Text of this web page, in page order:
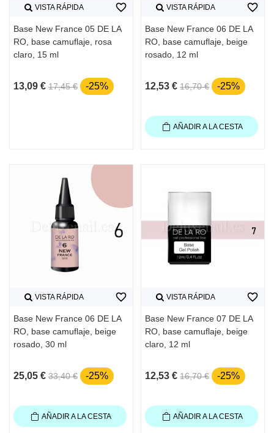
VISTA RÁPIDA
Base New France 05 DE LA
RO, base camuflaje, rosa
claro, 15 ml
13,09 € 17,45 € -25%
favorite_border VISTA RÁPIDA
Base New France 06 DE LA
RO, base camuflaje, beige
rosado, 12 ml
12,53 € 16,70 € -25%
favorite_border
AÑADIR A LA CESTA
VISTA RÁPIDA
Base New France 06 DE LA
RO, base camuflaje, beige
rosado, 30 ml
25,05 € 33,40 € -25%
favorite_border
AÑADIR A LA CESTA
VISTA RÁPIDA
Base New France 07 DE LA
RO, base camuflaje, beige
claro, 12 ml
12,53 € 16,70 € -25%
favorite_border
AÑADIR A LA CESTA